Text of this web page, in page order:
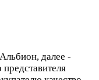
далее -